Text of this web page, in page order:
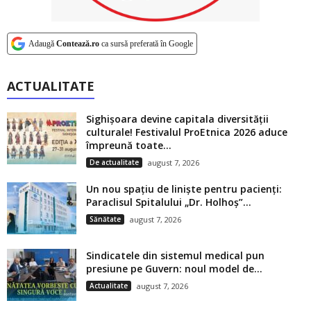
Adaugă Contează.ro ca sursă preferată în Google
ACTUALITATE
Sighișoara devine capitala diversității
culturale! Festivalul ProEtnica 2026 aduce
împreună toate...
De actualitate august 7, 2026
Un nou spațiu de liniște pentru pacienți:
Paraclisul Spitalului „Dr. Holhoș”...
Sănătate august 7, 2026
Sindicatele din sistemul medical pun
presiune pe Guvern: noul model de...
Actualitate august 7, 2026